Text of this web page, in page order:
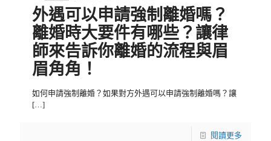
外遇可以申請強制離婚嗎？
離婚時大要件有哪些？讓律
師來告訴你離婚的流程與眉
眉角角！
如何申請強制離婚？如果對方外遇可以申請強制離婚嗎？讓
[…]
閱讀更多